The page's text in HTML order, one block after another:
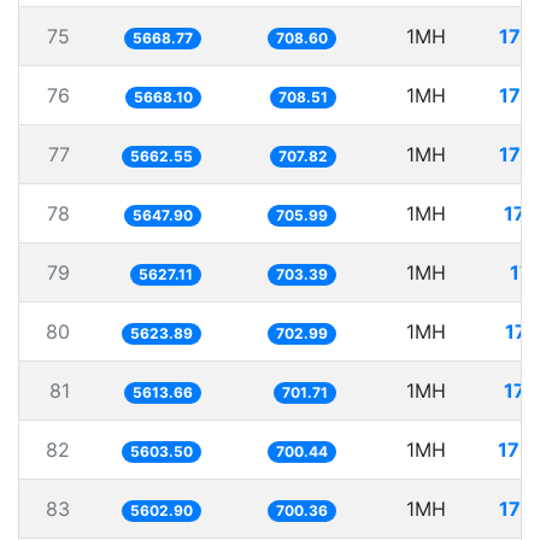
75 5668.77 708.60 1MH
76 5668.10 708.51 1MH
77 5662.55 707.82 1MH
78 5647.90 705.99 1MH
79 5627.11 703.39 1MH
80 5623.89 702.99 1MH
81 5613.66 701.71 1MH
82 5603.50 700.44 1MH
83 5602.90 700.36 1MH